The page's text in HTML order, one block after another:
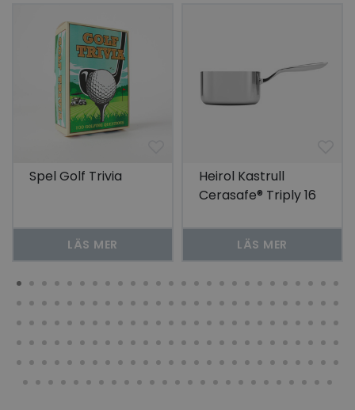
Spel Golf Trivia
LÄS MER
Heirol Kastrull
Cerasafe® Triply 16
LÄS MER